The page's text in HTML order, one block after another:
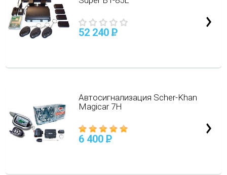
52 240 P
Автосигнализация Scher-Khan
Magicar 7H
6 400 P